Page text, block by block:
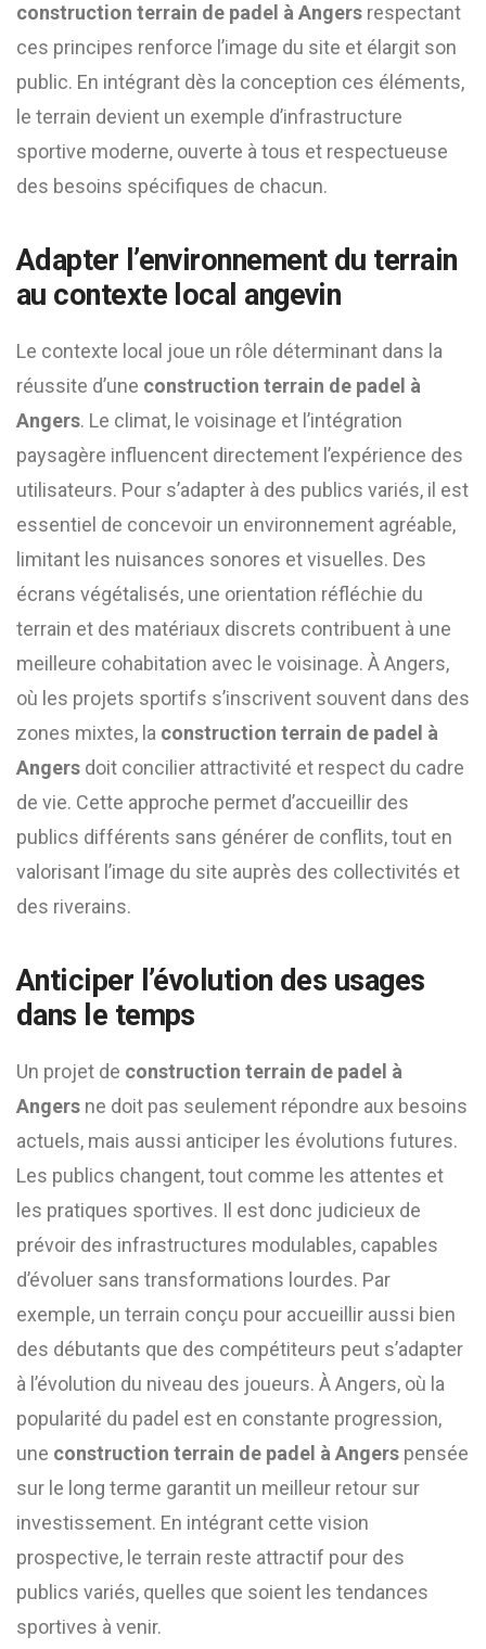
construction terrain de padel à Angers respectant
ces principes renforce l’image du site et élargit son
public. En intégrant dès la conception ces éléments,
le terrain devient un exemple d’infrastructure
sportive moderne, ouverte à tous et respectueuse
des besoins spécifiques de chacun.
Adapter l’environnement du terrain
au contexte local angevin
Le contexte local joue un rôle déterminant dans la
réussite d’une construction terrain de padel à
Angers. Le climat, le voisinage et l’intégration
paysagère influencent directement l’expérience des
utilisateurs. Pour s’adapter à des publics variés, il est
essentiel de concevoir un environnement agréable,
limitant les nuisances sonores et visuelles. Des
écrans végétalisés, une orientation réfléchie du
terrain et des matériaux discrets contribuent à une
meilleure cohabitation avec le voisinage. À Angers,
où les projets sportifs s’inscrivent souvent dans des
zones mixtes, la construction terrain de padel à
Angers doit concilier attractivité et respect du cadre
de vie. Cette approche permet d’accueillir des
publics différents sans générer de conflits, tout en
valorisant l’image du site auprès des collectivités et
des riverains.
Anticiper l’évolution des usages
dans le temps
Un projet de construction terrain de padel à
Angers ne doit pas seulement répondre aux besoins
actuels, mais aussi anticiper les évolutions futures.
Les publics changent, tout comme les attentes et
les pratiques sportives. Il est donc judicieux de
prévoir des infrastructures modulables, capables
d’évoluer sans transformations lourdes. Par
exemple, un terrain conçu pour accueillir aussi bien
des débutants que des compétiteurs peut s’adapter
à l’évolution du niveau des joueurs. À Angers, où la
popularité du padel est en constante progression,
une construction terrain de padel à Angers pensée
sur le long terme garantit un meilleur retour sur
investissement. En intégrant cette vision
prospective, le terrain reste attractif pour des
publics variés, quelles que soient les tendances
sportives à venir.